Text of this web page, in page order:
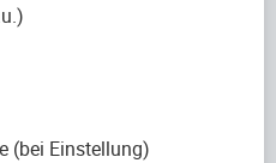
(bei Einstellung)